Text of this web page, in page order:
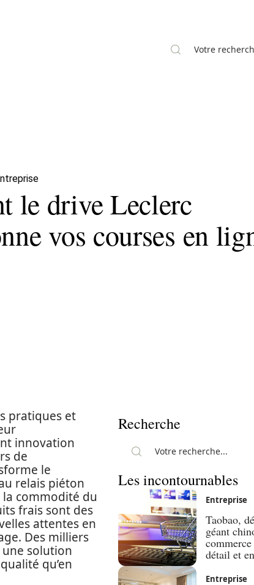
le drive Leclerc
vos courses en
pratiques et
innovation
de
le
relais piéton
commodité du
frais sont des
attentes en
Des milliers
solution
qu’en
Recherche
Les incontournables
Entreprise
Taobao,
géant
détail et
Entreprise